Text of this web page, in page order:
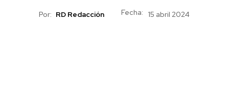
Por: RD Redacción Fecha: 15 abril 2024